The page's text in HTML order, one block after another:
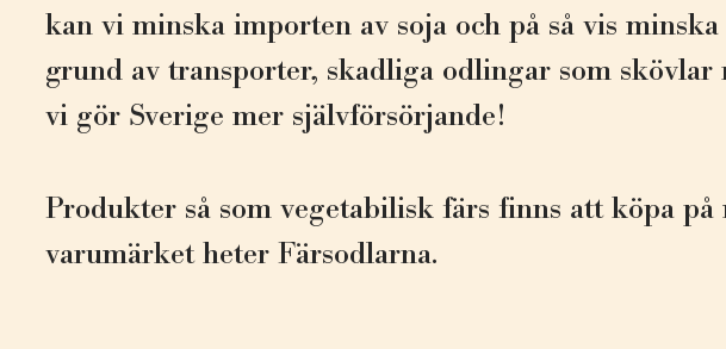
kan vi minska importen av soja och på så vis
grund av transporter, skadliga odlingar som skövlar
vi gör Sverige mer självförsörjande!
Produkter så som vegetabilisk färs finns att köpa på
varumärket heter Färsodlarna.